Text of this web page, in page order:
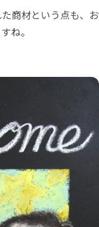
商材という点も、お
ね。